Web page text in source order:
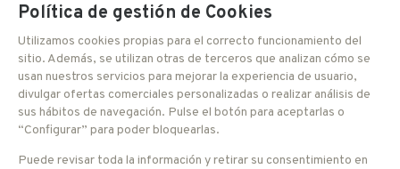
Política de gestión de Cookies
Utilizamos cookies propias para el correcto funcionamiento del
sitio. Además, se utilizan otras de terceros que analizan cómo se
usan nuestros servicios para mejorar la experiencia de usuario,
divulgar ofertas comerciales personalizadas o realizar análisis de
sus hábitos de navegación. Pulse el botón para aceptarlas o
“Configurar” para poder bloquearlas.
Puede revisar toda la información y retirar su consentimiento en